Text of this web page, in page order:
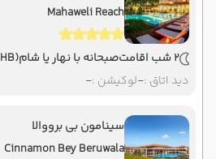
Mahaweli Reach
2 شب اقامت صبحانه با نهار یا شام(HB)
دید اتاق :-لوکیشن :-
سینامون بی برووالا
Cinnamon Bey Beruwala